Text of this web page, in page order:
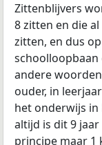
Zittenblijvers
8 zitten en die
zitten, en dus
schoolloopbaan
andere
ouder, in
het onderwijs
altijd is dit 9
principe maar 1